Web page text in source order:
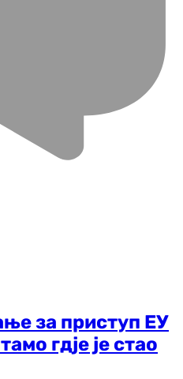
за приступ ЕУ
гдје је стао